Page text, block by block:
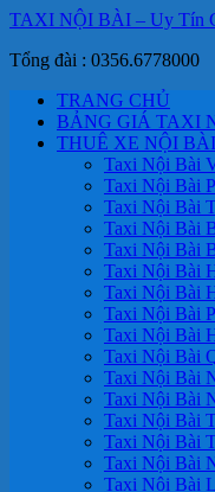
TAXI NỘI BÀI – Uy Tín
Tổng đài : 0356.6778000
TRANG CHỦ
BẢNG GIÁ TAXI
THUÊ XE NỘI
Taxi Nội Bài
Taxi Nội Bài
Taxi Nội Bài
Taxi Nội Bài
Taxi Nội Bài
Taxi Nội Bài
Taxi Nội Bài
Taxi Nội Bài
Taxi Nội Bài
Taxi Nội Bài
Taxi Nội Bài
Taxi Nội Bài
Taxi Nội Bài
Taxi Nội Bài
Taxi Nội Bài
Taxi Nội Bài